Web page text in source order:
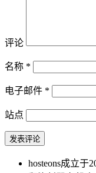
评论
名称 *
电子邮件 *
站点
hosteons成立于